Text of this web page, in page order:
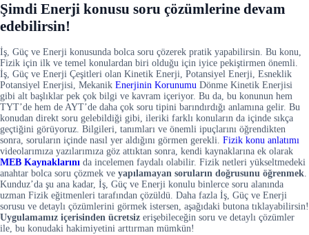
Şimdi Enerji konusu soru çözümlerine devam
edebilirsin!
İş, Güç ve Enerji konusunda bolca soru çözerek pratik yapabilirsin. Bu konu,
Fizik için ilk ve temel konulardan biri olduğu için iyice pekiştirmen önemli.
İş, Güç ve Enerji Çeşitleri olan Kinetik Enerji, Potansiyel Enerji, Esneklik
Potansiyel Enerjisi, Mekanik Enerjinin Korunumu Dönme Kinetik Enerjisi
gibi alt başlıklar pek çok bilgi ve kavram içeriyor. Bu da, bu konunun hem
TYT’de hem de AYT’de daha çok soru tipini barındırdığı anlamına gelir. Bu
konudan direkt soru gelebildiği gibi, ileriki farklı konuların da içinde sıkça
geçtiğini görüyoruz. Bilgileri, tanımları ve önemli ipuçlarını öğrendikten
sonra, soruların içinde nasıl yer aldığını görmen gerekli. Fizik konu anlatımı
videolarımıza yazılarımıza göz attıktan sonra, kendi kaynaklarına ek olarak
MEB Kaynaklarını da incelemen faydalı olabilir. Fizik netleri yükseltmedeki
anahtar bolca soru çözmek ve yapılamayan soruların doğrusunu öğrenmek.
Kunduz’da şu ana kadar, İş, Güç ve Enerji konulu binlerce soru alanında
uzman Fizik eğitmenleri tarafından çözüldü. Daha fazla İş, Güç ve Enerji
sorusu ve detaylı çözümlerini görmek istersen, aşağıdaki butona tıklayabilirsin!
Uygulamamız içerisinden ücretsiz erişebileceğin soru ve detaylı çözümler
ile, bu konudaki hakimiyetini arttırman mümkün!